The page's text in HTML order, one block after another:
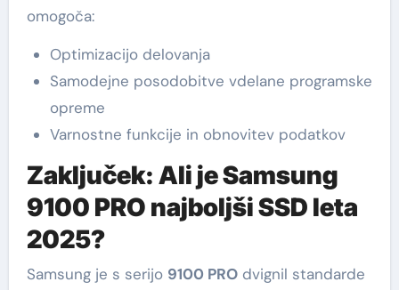
omogoča:
Optimizacijo delovanja
Samodejne posodobitve vdelane programske
opreme
Varnostne funkcije in obnovitev podatkov
Zaključek: Ali je Samsung
9100 PRO najboljši SSD leta
2025?
Samsung je s serijo 9100 PROdvignil standarde